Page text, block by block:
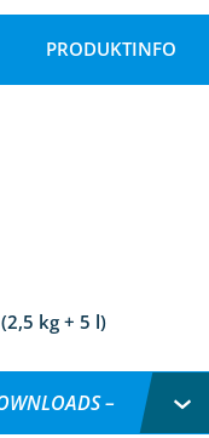
PRODUKTINFO
kg + 5 l)
–